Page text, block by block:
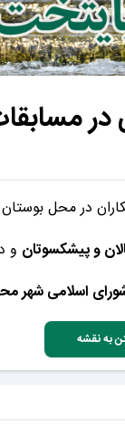
در محل
و پیشکسوتان و
اسلامی شهر
به نقشه